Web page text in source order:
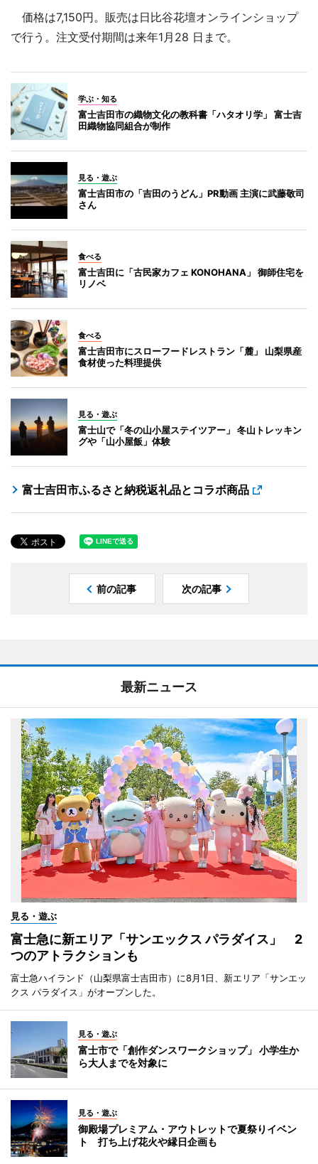
価格は7,150円。販売は日比谷花壇オンラインショップ
で行う。注文受付期間は来年1月28 日まで。
学ぶ・知る
富士吉田市の織物文化の教科書「ハタオリ学」 富士吉
田織物協同組合が制作
見る・遊ぶ
富士吉田市の「吉田のうどん」PR動画 主演に武藤敬司
さん
食べる
富士吉田に「古民家カフェ KONOHANA」 御師住宅を
リノベ
食べる
富士吉田市にスローフードレストラン「麓」 山梨県産
食材使った料理提供
見る・遊ぶ
富士山で「冬の山小屋ステイツアー」 冬山トレッキン
グや「山小屋飯」体験
富士吉田市ふるさと納税返礼品とコラボ商品
前の記事 次の記事
最新ニュース
見る・遊ぶ
富士急に新エリア「サンエックス パラダイス」 2
つのアトラクションも
富士急ハイランド（山梨県富士吉田市）に8月1日、新エリア「サンエッ
クス パラダイス」がオープンした。
見る・遊ぶ
富士市で「創作ダンスワークショップ」 小学生か
ら大人までを対象に
見る・遊ぶ
御殿場プレミアム・アウトレットで夏祭りイベン
ト 打ち上げ花火や縁日企画も